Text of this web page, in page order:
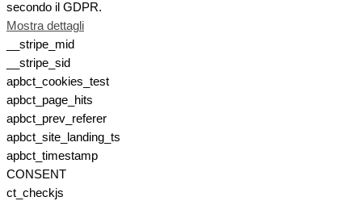
secondo il GDPR.
Mostra dettagli
__stripe_mid
__stripe_sid
apbct_cookies_test
apbct_page_hits
apbct_prev_referer
apbct_site_landing_ts
apbct_timestamp
CONSENT
ct_checkjs